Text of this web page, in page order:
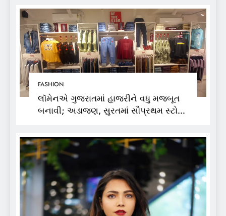
FASHION
લૉમેનએ ગુજરાતમાં હાજરીને વધુ મજબૂત
બનાવી; અડાજણ, સુરતમાં સૌપ્રથમ સ્ટોર